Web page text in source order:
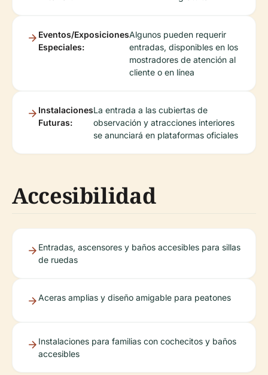
Eventos/Exposiciones
Especiales:
Algunos pueden requerir
entradas, disponibles en los
mostradores de atención al
cliente o en línea
Instalaciones
Futuras:
La entrada a las cubiertas de
observación y atracciones interiores
se anunciará en plataformas oficiales
Accesibilidad
Entradas, ascensores y baños accesibles para sillas
de ruedas
Aceras amplias y diseño amigable para peatones
Instalaciones para familias con cochecitos y baños
accesibles